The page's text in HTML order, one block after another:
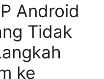
Android
Tidak
ke